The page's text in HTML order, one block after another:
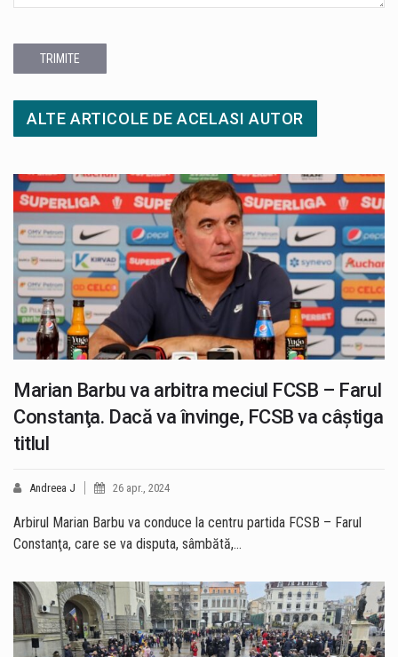
TRIMITE
ALTE ARTICOLE DE ACELASI AUTOR
Marian Barbu va arbitra meciul FCSB – Farul
Constanţa. Dacă va învinge, FCSB va câştiga
titlul
Andreea J 26 apr., 2024
Arbirul Marian Barbu va conduce la centru partida FCSB – Farul
Constanţa, care se va disputa, sâmbătă,…